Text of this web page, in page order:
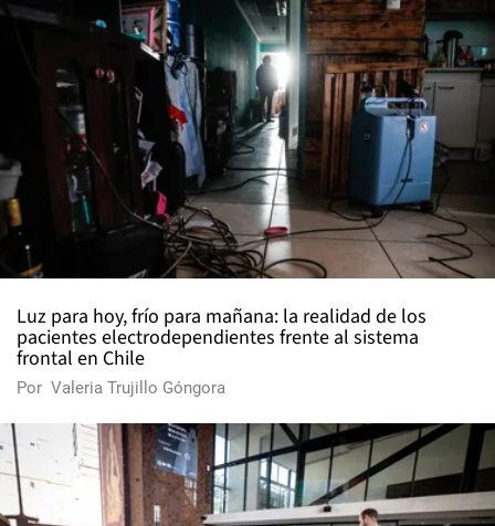
Luz para hoy, frío para mañana: la realidad de los
pacientes electrodependientes frente al sistema
frontal en Chile
Por Valeria Trujillo Góngora